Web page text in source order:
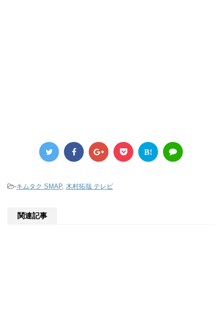
B!
-キムタク SMAP, 木村拓哉 テレビ
関連記事